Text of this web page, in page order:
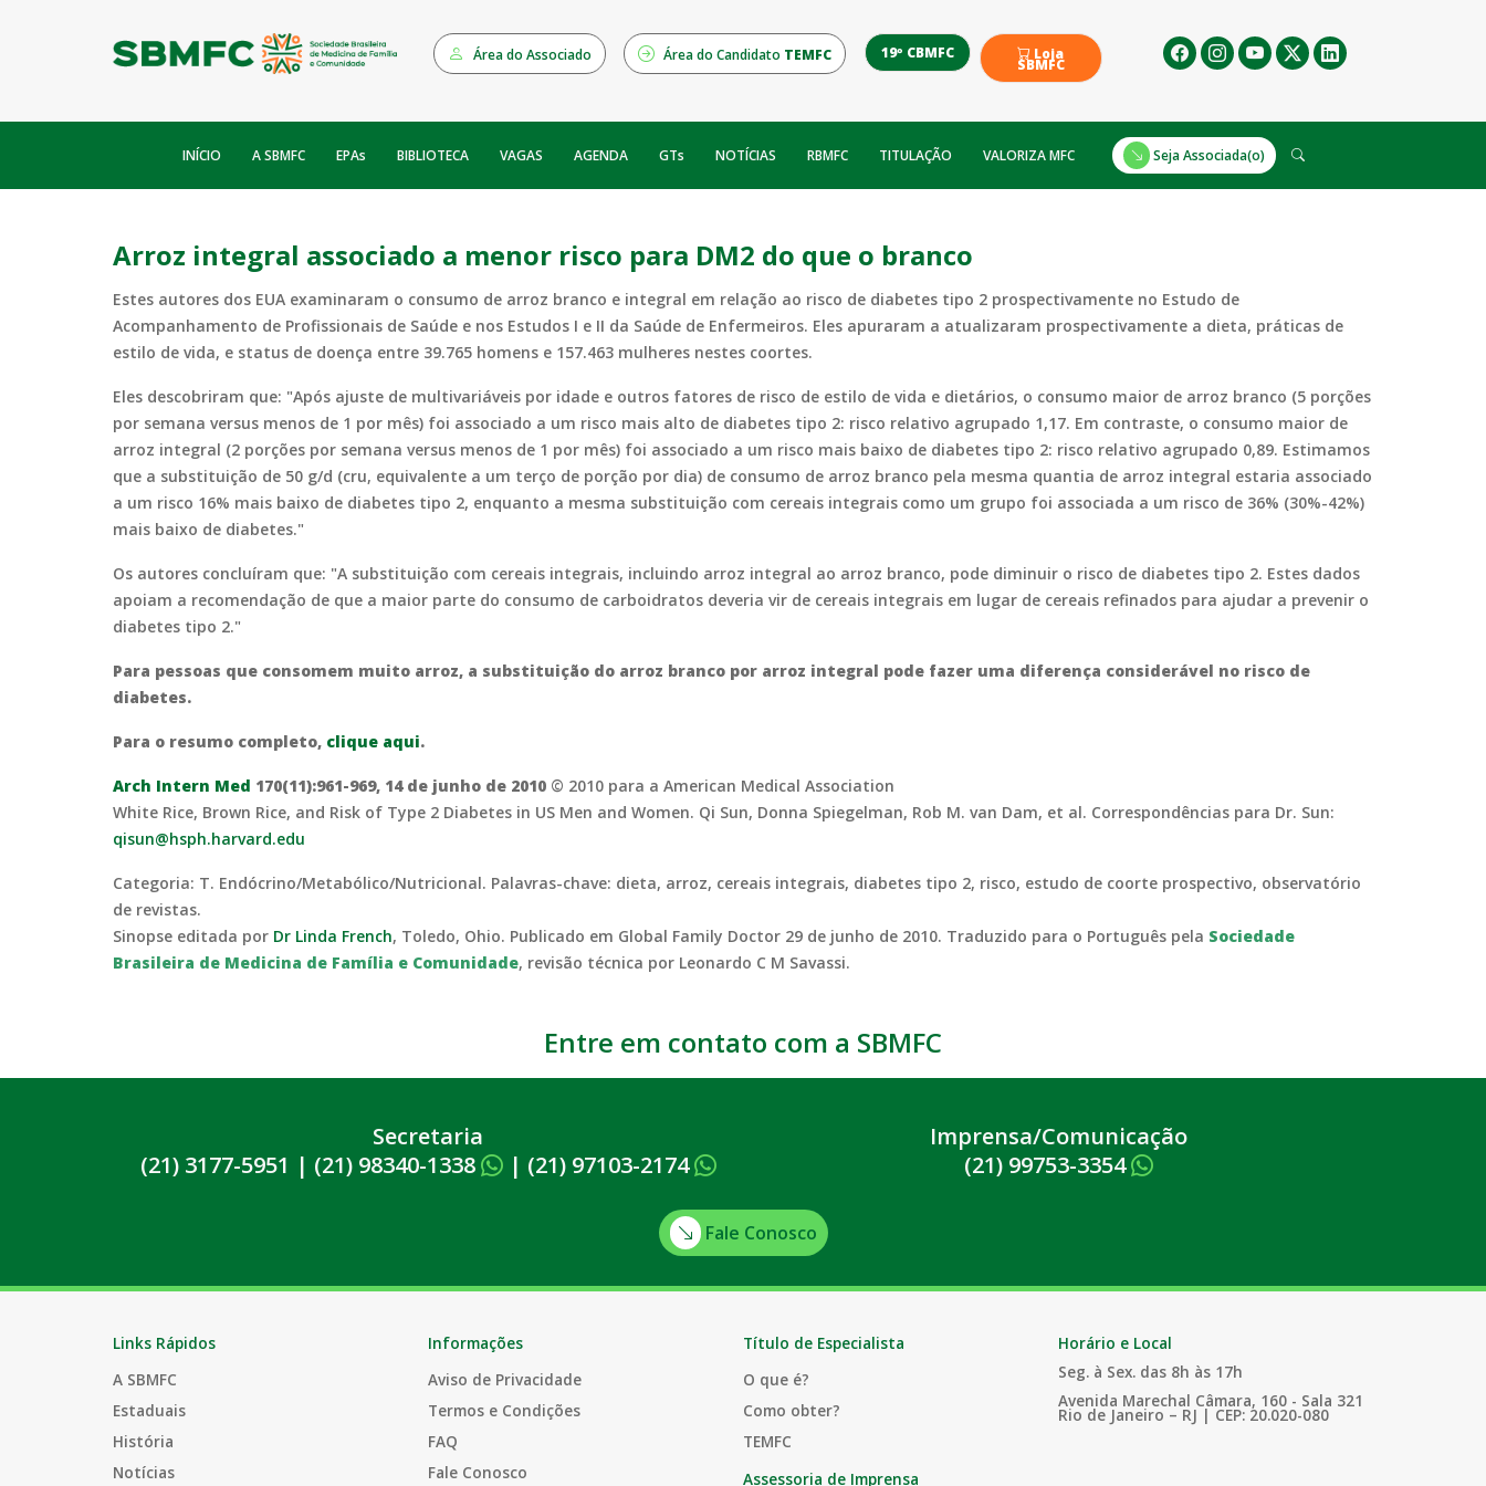
Área do Associado Área do Candidato TEMFC 19º CBMFC Loja
SBMFC
INÍCIO A SBMFC EPAs BIBLIOTECA VAGAS AGENDA GTs NOTÍCIAS RBMFC TITULAÇÃO VALORIZA MFC Seja Associada(o)
Arroz integral associado a menor risco para DM2 do que o branco
Estes autores dos EUA examinaram o consumo de arroz branco e integral em relação ao risco de diabetes tipo 2 prospectivamente no Estudo de
Acompanhamento de Profissionais de Saúde e nos Estudos I e II da Saúde de Enfermeiros. Eles apuraram a atualizaram prospectivamente a dieta, práticas de
estilo de vida, e status de doença entre 39.765 homens e 157.463 mulheres nestes coortes.
Eles descobriram que: "Após ajuste de multivariáveis por idade e outros fatores de risco de estilo de vida e dietários, o consumo maior de arroz branco (5 porções
por semana versus menos de 1 por mês) foi associado a um risco mais alto de diabetes tipo 2: risco relativo agrupado 1,17. Em contraste, o consumo maior de
arroz integral (2 porções por semana versus menos de 1 por mês) foi associado a um risco mais baixo de diabetes tipo 2: risco relativo agrupado 0,89. Estimamos
que a substituição de 50 g/d (cru, equivalente a um terço de porção por dia) de consumo de arroz branco pela mesma quantia de arroz integral estaria associado
a um risco 16% mais baixo de diabetes tipo 2, enquanto a mesma substituição com cereais integrais como um grupo foi associada a um risco de 36% (30%-42%)
mais baixo de diabetes."
Os autores concluíram que: "A substituição com cereais integrais, incluindo arroz integral ao arroz branco, pode diminuir o risco de diabetes tipo 2. Estes dados
apoiam a recomendação de que a maior parte do consumo de carboidratos deveria vir de cereais integrais em lugar de cereais refinados para ajudar a prevenir o
diabetes tipo 2."
Para pessoas que consomem muito arroz, a substituição do arroz branco por arroz integral pode fazer uma diferença considerável no risco de
diabetes.
Para o resumo completo, clique aqui.
Arch Intern Med 170(11):961-969, 14 de junho de 2010 © 2010 para a American Medical Association
White Rice, Brown Rice, and Risk of Type 2 Diabetes in US Men and Women. Qi Sun, Donna Spiegelman, Rob M. van Dam, et al. Correspondências para Dr. Sun:
qisun@hsph.harvard.edu
Categoria: T. Endócrino/Metabólico/Nutricional. Palavras-chave: dieta, arroz, cereais integrais, diabetes tipo 2, risco, estudo de coorte prospectivo, observatório
de revistas.
Sinopse editada por Dr Linda French, Toledo, Ohio. Publicado em Global Family Doctor 29 de junho de 2010. Traduzido para o Português pela Sociedade
Brasileira de Medicina de Família e Comunidade, revisão técnica por Leonardo C M Savassi.
Entre em contato com a SBMFC
Secretaria
(21) 3177-5951 | (21) 98340-1338 | (21) 97103-2174
Imprensa/Comunicação
(21) 99753-3354
Fale Conosco
Links Rápidos
A SBMFC
Estaduais
História
Notícias
Informações
Aviso de Privacidade
Termos e Condições
FAQ
Fale Conosco
Título de Especialista
O que é?
Como obter?
TEMFC
Assessoria de Imprensa
Horário e Local
Seg. à Sex. das 8h às 17h
Avenida Marechal Câmara, 160 - Sala 321
Rio de Janeiro – RJ | CEP: 20.020-080